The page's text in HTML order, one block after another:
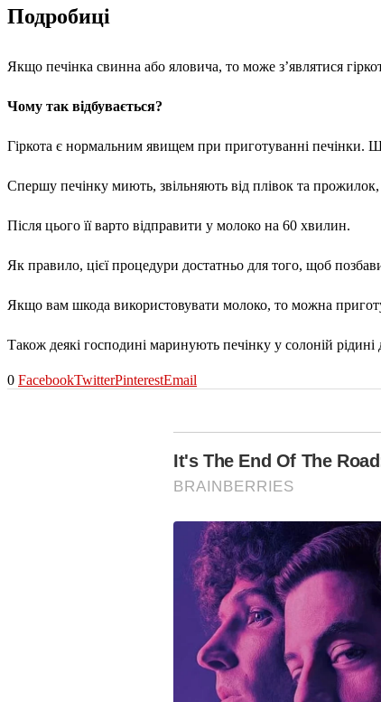
Подробиці
Якщо печінка свинна або яловича, то може з’являтися
Чому так відбувається?
Гіркота є нормальним явищем при приготуванні печінки.
Спершу печінку миють, звільняють від плівок та
Після цього її варто відправити у молоко на 60 хвилин.
Як правило, цієї процедури достатньо для того, щоб
Якщо вам шкода використовувати молоко, то можна
Також деякі господині маринують печінку у солоній
0 FacebookTwitterPinterestEmail